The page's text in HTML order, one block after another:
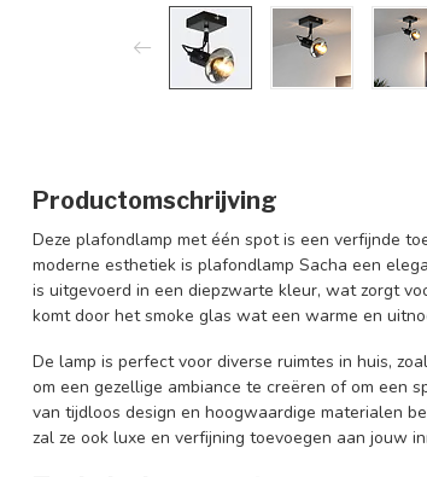
Productomschrijving
Deze plafondlamp met één spot is een verfijnde
moderne esthetiek is plafondlamp Sacha een
is uitgevoerd in een diepzwarte kleur, wat zorgt
komt door het smoke glas wat een warme en
De lamp is perfect voor diverse ruimtes in huis,
om een gezellige ambiance te creëren of om een
van tijdloos design en hoogwaardige materialen
zal ze ook luxe en verfijning toevoegen aan jouw